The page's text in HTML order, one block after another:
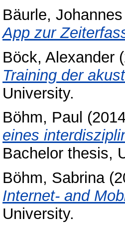
Bäurle, Johannes
App zur
Böck, Alexander
Training der
University.
Böhm, Paul
eines
Bachelor thesis,
Böhm, Sabrina
Internet- and
University.